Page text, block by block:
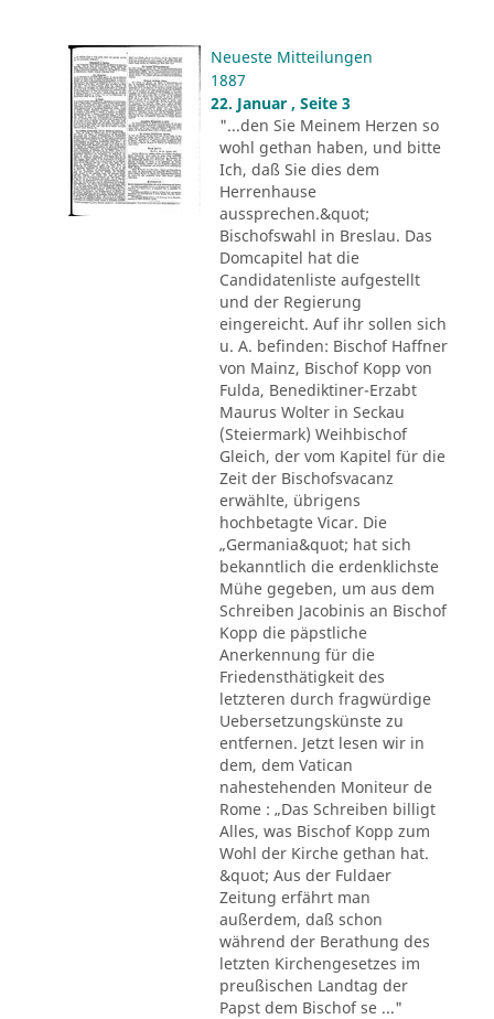
Neueste Mitteilungen
1887
22. Januar , Seite 3
"...den Sie Meinem Herzen so
wohl gethan haben, und bitte
Ich, daß Sie dies dem
Herrenhause
aussprechen.&quot;
Bischofswahl in Breslau. Das
Domcapitel hat die
Candidatenliste aufgestellt
und der Regierung
eingereicht. Auf ihr sollen sich
u. A. befinden: Bischof Haffner
von Mainz, Bischof Kopp von
Fulda, Benediktiner-Erzabt
Maurus Wolter in Seckau
(Steiermark) Weihbischof
Gleich, der vom Kapitel für die
Zeit der Bischofsvacanz
erwählte, übrigens
hochbetagte Vicar. Die
„Germania&quot; hat sich
bekanntlich die erdenklichste
Mühe gegeben, um aus dem
Schreiben Jacobinis an Bischof
Kopp die päpstliche
Anerkennung für die
Friedensthätigkeit des
letzteren durch fragwürdige
Uebersetzungskünste zu
entfernen. Jetzt lesen wir in
dem, dem Vatican
nahestehenden Moniteur de
Rome : „Das Schreiben billigt
Alles, was Bischof Kopp zum
Wohl der Kirche gethan hat.
&quot; Aus der Fuldaer
Zeitung erfährt man
außerdem, daß schon
während der Berathung des
letzten Kirchengesetzes im
preußischen Landtag der
Papst dem Bischof se ..."